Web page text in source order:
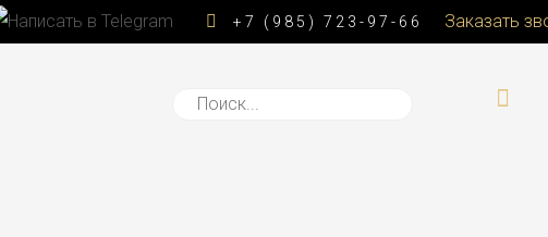
+7 (985) 723-97-66 Заказать